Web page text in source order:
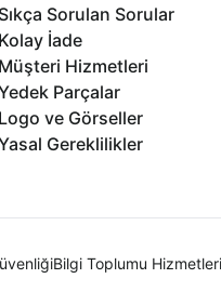
Sıkça Sorulan Sorular
Kolay İade
Müşteri Hizmetleri
Parçalar
Logo ve Görseller
Gereklilikler
Bilgi Toplumu Hizmetleri